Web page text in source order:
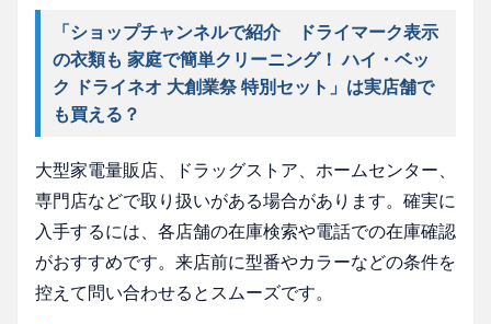
「ショップチャンネルで紹介 ドライマーク表示
の衣類も 家庭で簡単クリーニング！ ハイ・ベッ
ク ドライネオ 大創業祭 特別セット」は実店舗で
も買える？
大型家電量販店、ドラッグストア、ホームセンター、
専門店などで取り扱いがある場合があります。確実に
入手するには、各店舗の在庫検索や電話での在庫確認
がおすすめです。来店前に型番やカラーなどの条件を
控えて問い合わせるとスムーズです。